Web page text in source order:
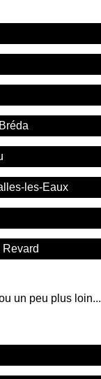
les-Eaux
un peu plus loin...